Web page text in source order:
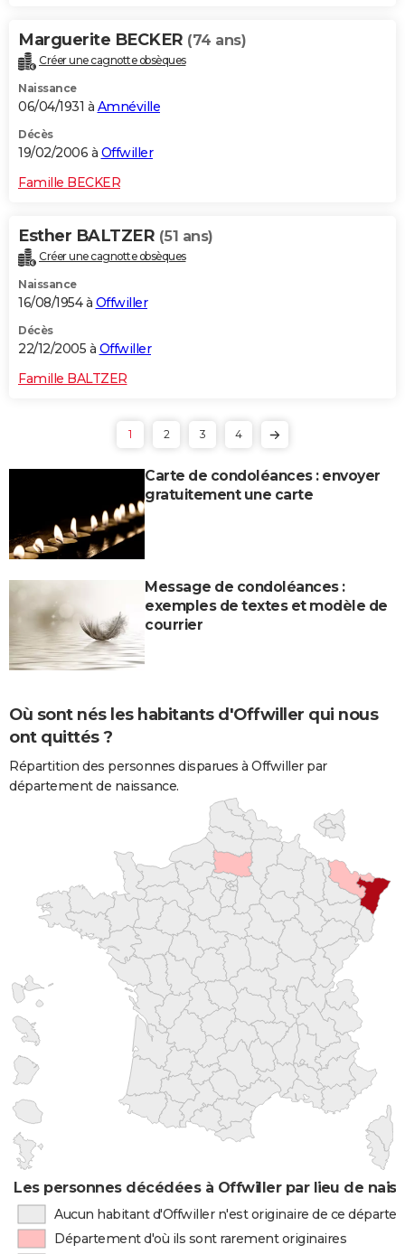
Marguerite BECKER (74 ans)
Créer une cagnotte obsèques
Naissance
06/04/1931 à Amnéville
Décès
19/02/2006 à Offwiller
Famille BECKER
Esther BALTZER (51 ans)
Créer une cagnotte obsèques
Naissance
16/08/1954 à Offwiller
Décès
22/12/2005 à Offwiller
Famille BALTZER
1 2 3 4
Carte de condoléances : envoyer
gratuitement une carte
Message de condoléances :
exemples de textes et modèle de
courrier
Où sont nés les habitants d'Offwiller qui nous
ont quittés ?
Répartition des personnes disparues à Offwiller par
département de naissance.
Les personnes décédées à Offwiller par lieu de
Aucun habitant d'Offwiller n'est originaire de ce
Département d'où ils sont rarement originaires